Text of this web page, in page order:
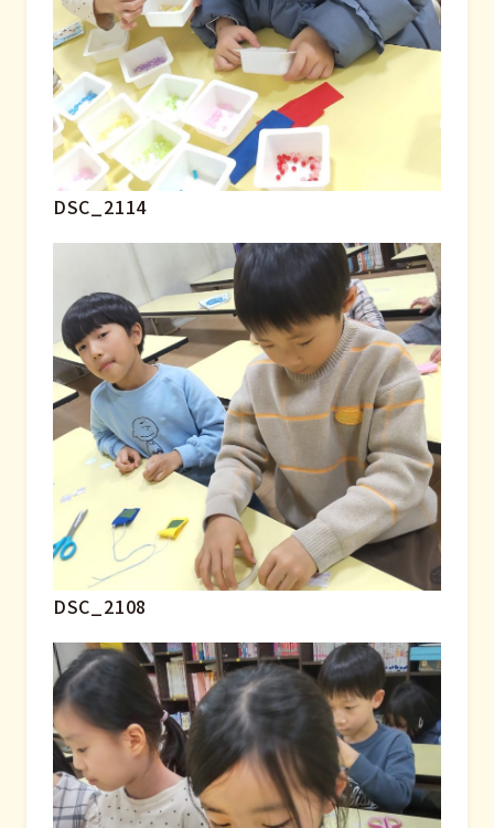
DSC_2114
DSC_2108